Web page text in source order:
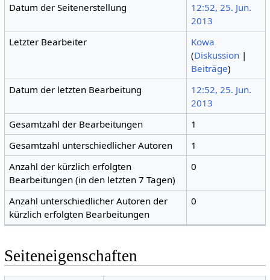
Datum der Seitenerstellung
12:52, 25. Jun.
2013
Letzter Bearbeiter
Kowa
(Diskussion |
Beiträge)
Datum der letzten Bearbeitung
12:52, 25. Jun.
2013
Gesamtzahl der Bearbeitungen
1
Gesamtzahl unterschiedlicher Autoren
1
Anzahl der kürzlich erfolgten
Bearbeitungen (in den letzten 7 Tagen)
0
Anzahl unterschiedlicher Autoren der
kürzlich erfolgten Bearbeitungen
0
Seiteneigenschaften